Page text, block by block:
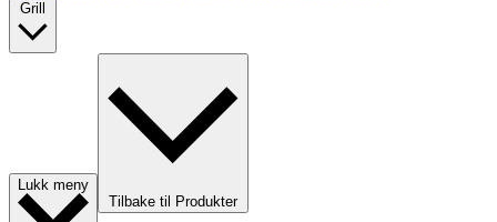
Lukk meny
Tilbake til Produkter